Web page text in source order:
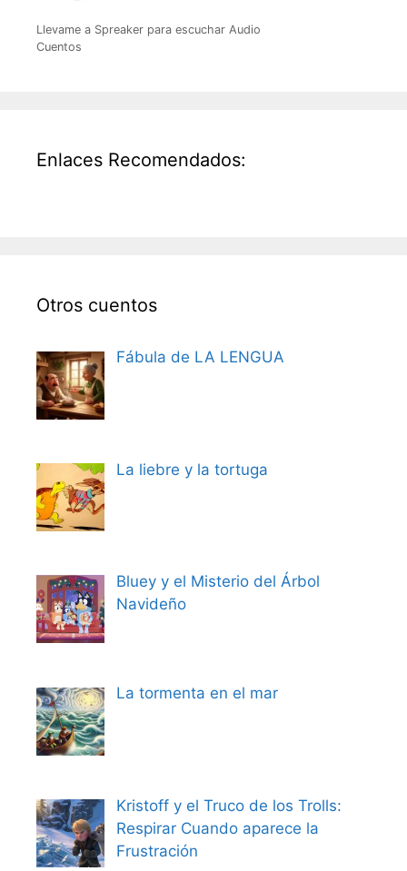
Llevame a Spreaker para escuchar Audio
Cuentos
Enlaces Recomendados:
Otros cuentos
Fábula de LA LENGUA
La liebre y la tortuga
Bluey y el Misterio del Árbol
Navideño
La tormenta en el mar
Kristoff y el Truco de los Trolls:
Respirar Cuando aparece la
Frustración